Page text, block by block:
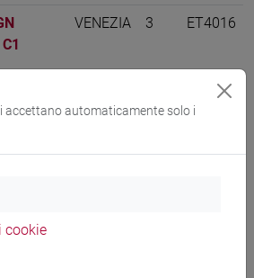
VENEZIA 3 ET4016
accettano automaticamente solo i
cookie